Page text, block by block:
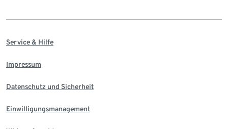
Service & Hilfe
Impressum
Datenschutz und Sicherheit
Einwilligungsmanagement